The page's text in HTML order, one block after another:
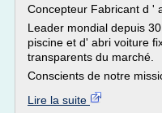
Concepteur Fabricant d '
Leader mondial depuis
piscine et d' abri voiture
transparents du marché.
Conscients de notre
Lire la suite